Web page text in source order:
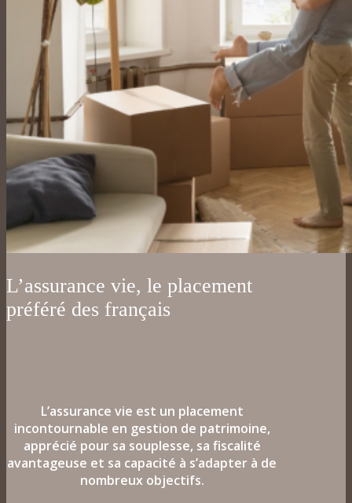
L’assurance vie, le placement
préféré des français
L’assurance vie est un placement
incontournable en gestion de patrimoine,
apprécié pour sa souplesse, sa fiscalité
avantageuse et sa capacité à s’adapter à de
nombreux objectifs.